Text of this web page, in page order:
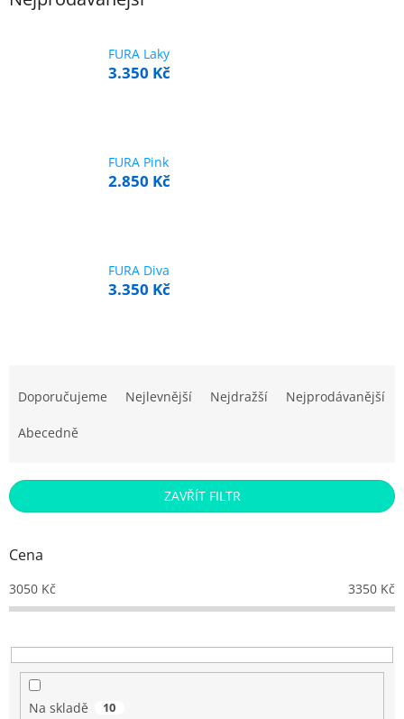
FURA Laky
3.350 Kč
FURA Pink
2.850 Kč
FURA Diva
3.350 Kč
p
r
d
k
t
Doporučujeme Nejlevnější Nejdražší Nejprodávanější
Abecedně
ZAVŘÍT FILTR
Cena
3050 Kč 3350 Kč
Na skladě 10